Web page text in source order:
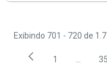
Exibindo 701 - 720 de
Página
1 35